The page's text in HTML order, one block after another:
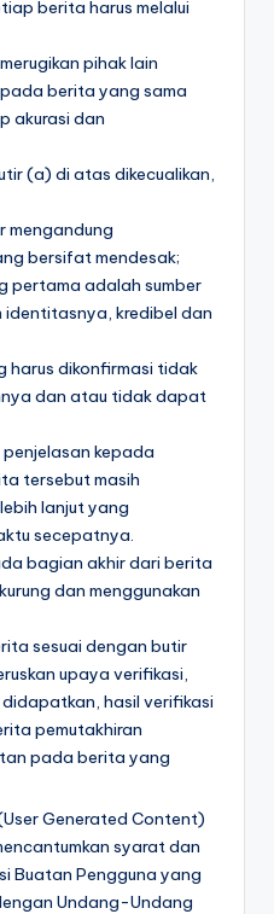
berita harus melalui
pihak lain
berita yang sama
akurasi dan
(a) di atas dikecualikan,
mengandung
bersifat mendesak;
pertama adalah sumber
identitasnya, kredibel dan
harus dikonfirmasi tidak
dan atau tidak dapat
kepada
tersebut masih
lanjut yang
secepatnya.
bagian akhir dari berita
dan menggunakan
sesuai dengan butir
upaya verifikasi,
hasil verifikasi
pemutakhiran
pada berita yang
Generated Content)
syarat dan
Buatan Pengguna yang
Undang-Undang